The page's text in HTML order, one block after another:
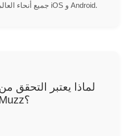
جميع أنحاء العالم، وجذبت الانتباه عبر أجهزة iOS و Android.
لماذا يعتبر التحقق
Muzz؟